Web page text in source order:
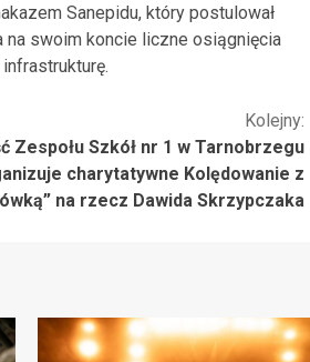
Sanepidu, który postulował
na swoim koncie liczne osiągnięcia
Kolejny:
Zespołu Szkół nr 1 w Tarnobrzegu
charytatywne Kolędowanie z
na rzecz Dawida Skrzypczaka